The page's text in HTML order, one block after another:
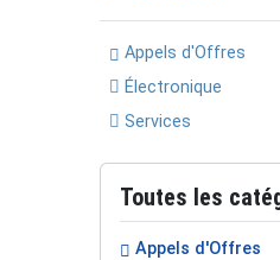
Appels d'Offres
Électronique
Services
Toutes les
Appels d'Offres